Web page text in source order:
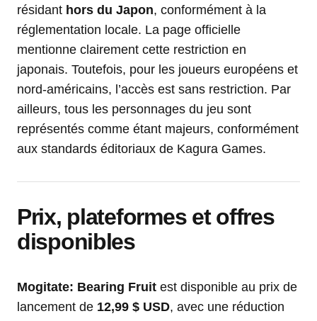
résidant hors du Japon, conformément à la
réglementation locale. La page officielle
mentionne clairement cette restriction en
japonais. Toutefois, pour les joueurs européens et
nord-américains, l’accès est sans restriction. Par
ailleurs, tous les personnages du jeu sont
représentés comme étant majeurs, conformément
aux standards éditoriaux de Kagura Games.
Prix, plateformes et offres
disponibles
Mogitate: Bearing Fruit est disponible au prix de
lancement de 12,99 $ USD, avec une réduction